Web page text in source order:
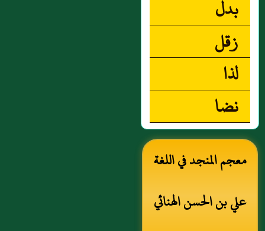
بدل
زقل
لذا
نضا
معجم المنجد في اللغة
علي بن الحسن الهنائي